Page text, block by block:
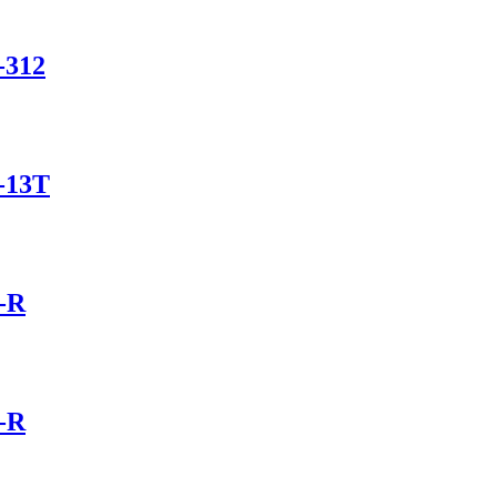
13T
R
R